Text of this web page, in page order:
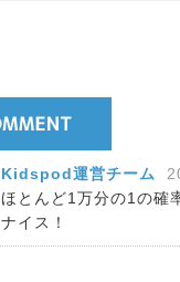
Kidspod運営チーム
ほとんど1万分の1の確
ナイス！